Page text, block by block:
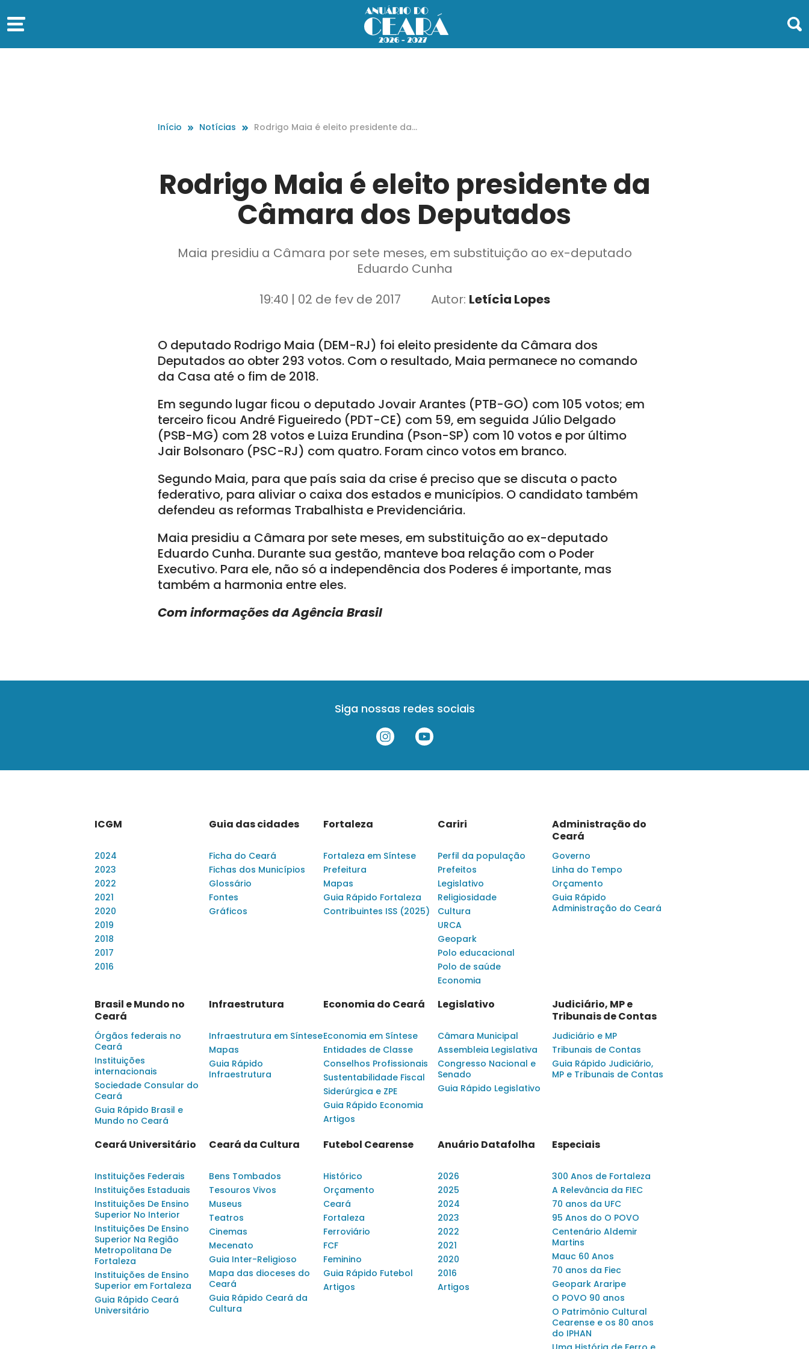
Início Notícias
Rodrigo Maia é eleito presidente da
Rodrigo Maia é eleito presidente da
Câmara dos Deputados
Maia presidiu a Câmara por sete meses, em substituição ao ex-deputado
Eduardo Cunha
19:40 | 02 de fev de 2017
Autor: Letícia Lopes
O deputado Rodrigo Maia (DEM-RJ) foi eleito presidente da Câmara dos
Deputados ao obter 293 votos. Com o resultado, Maia permanece no comando
da Casa até o fim de 2018.
Em segundo lugar ficou o deputado Jovair Arantes (PTB-GO) com 105 votos; em
terceiro ficou André Figueiredo (PDT-CE) com 59, em seguida Júlio Delgado
(PSB-MG) com 28 votos e Luiza Erundina (Pson-SP) com 10 votos e por último
Jair Bolsonaro (PSC-RJ) com quatro. Foram cinco votos em branco.
Segundo Maia, para que país saia da crise é preciso que se discuta o pacto
federativo, para aliviar o caixa dos estados e municípios. O candidato também
defendeu as reformas Trabalhista e Previdenciária.
Maia presidiu a Câmara por sete meses, em substituição ao ex-deputado
Eduardo Cunha. Durante sua gestão, manteve boa relação com o Poder
Executivo. Para ele, não só a independência dos Poderes é importante, mas
também a harmonia entre eles.
Com informações da Agência Brasil
Siga nossas redes sociais
ICGM
2024
2023
2022
2021
2020
2019
2018
2017
2016
Guia das cidades
Ficha do Ceará
Fichas dos Municípios
Glossário
Fontes
Gráficos
Fortaleza
Fortaleza em Síntese
Prefeitura
Mapas
Guia Rápido Fortaleza
Contribuintes ISS (2025)
Cariri
Perfil da população
Prefeitos
Legislativo
Religiosidade
Cultura
URCA
Geopark
Polo educacional
Polo de saúde
Economia
Administração do
Ceará
Governo
Linha do Tempo
Orçamento
Guia Rápido
Administração do Ceará
Brasil e Mundo no
Ceará
Órgãos federais no
Ceará
Instituições
internacionais
Sociedade Consular do
Ceará
Guia Rápido Brasil e
Mundo no Ceará
Infraestrutura
Infraestrutura em Síntese
Mapas
Guia Rápido
Infraestrutura
Economia do Ceará
Economia em Síntese
Entidades de Classe
Conselhos Profissionais
Sustentabilidade Fiscal
Siderúrgica e ZPE
Guia Rápido Economia
Artigos
Legislativo
Câmara Municipal
Assembleia Legislativa
Congresso Nacional e
Senado
Guia Rápido Legislativo
Judiciário, MP e
Tribunais de Contas
Judiciário e MP
Tribunais de Contas
Guia Rápido Judiciário,
MP e Tribunais de Contas
Ceará Universitário
Instituições Federais
Instituições Estaduais
Instituições De Ensino
Superior No Interior
Instituições De Ensino
Superior Na Região
Metropolitana De
Fortaleza
Instituições de Ensino
Superior em Fortaleza
Guia Rápido Ceará
Universitário
Ceará da Cultura
Bens Tombados
Tesouros Vivos
Museus
Teatros
Cinemas
Mecenato
Guia Inter-Religioso
Mapa das dioceses do
Ceará
Guia Rápido Ceará da
Cultura
Futebol Cearense
Histórico
Orçamento
Ceará
Fortaleza
Ferroviário
FCF
Feminino
Guia Rápido Futebol
Artigos
Anuário Datafolha
2026
2025
2024
2023
2022
2021
2020
2016
Artigos
Especiais
300 Anos de Fortaleza
A Relevância da FIEC
70 anos da UFC
95 Anos do O POVO
Centenário Aldemir
Martins
Mauc 60 Anos
70 anos da Fiec
Geopark Araripe
O POVO 90 anos
O Patrimônio Cultural
Cearense e os 80 anos
do IPHAN